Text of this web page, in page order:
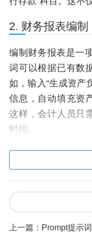
2. 财务报表编制
编制财务报表是一
词可以根据已有数
如，输入“生成资产
信息，自动填充资
这样，会计人员只
时间。
3. 审计和合规检
在审计过程中，会
件。通过使用
关键信息。例如，
记录”，系统会自
上一篇： Prompt提示